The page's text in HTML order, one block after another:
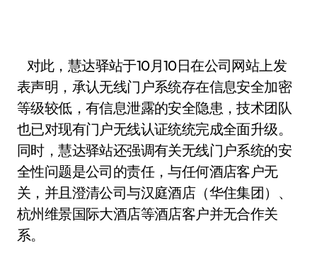
对此，慧达驿站于10月10日在公司网站上发
表声明，承认无线门户系统存在信息安全加密
等级较低，有信息泄露的安全隐患，技术团队
也已对现有门户无线认证统统完成全面升级。
同时，慧达驿站还强调有关无线门户系统的安
全性问题是公司的责任，与任何酒店客户无
关，并且澄清公司与汉庭酒店（华住集团）、
杭州维景国际大酒店等酒店客户并无合作关
系。